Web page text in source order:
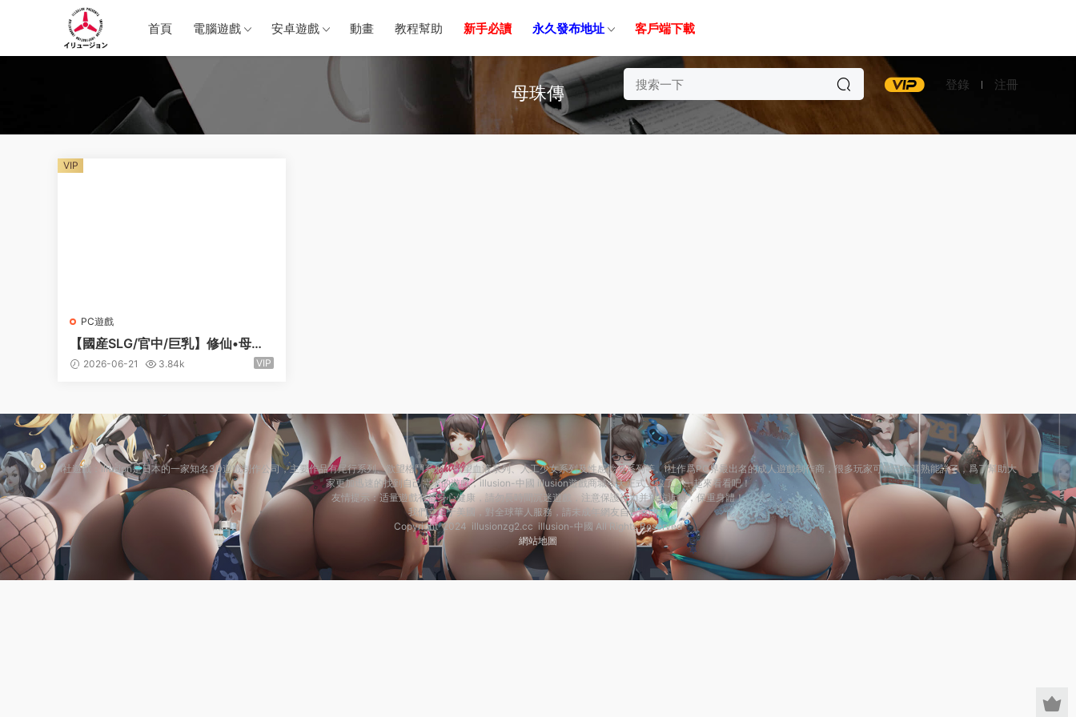
首頁 電腦遊戲 安卓遊戲 動畫 教程幫助 新手必讀 永久發布地址 客戶端下載
登錄 注冊
母珠傳
PC遊戲
【國産SLG/官中/巨乳】修仙•母珠
傳V0.74 官方中文版【PC/1.7G】
2026-06-21 3.84k VIP
VIP
i社遊戲：Illusion是日本的一家知名3D遊戲制作公司，主要作品有尾行系列、欲望格鬥系列、欲望血液系列、人工少女系列及性感沙灘系列等。i社作爲PC界最出名的成人遊戲制作商，很多玩家可能已經耳熟能詳了，爲了幫助大
家更加迅速的找到自己需求的遊戲，illusion-中國 illusion遊戲商城今天正式上線了，一起來看看吧！
友情提示：适量遊戲有益身心健康，請勿長時間沉迷遊戲，注意保護視力并預防近視，保重身體！
我們立足于美國，對全球華人服務，請未成年網友自覺離開！
Copyright 2024 illusionzg2.cc illusion-中國 All Rights Reserved
網站地圖